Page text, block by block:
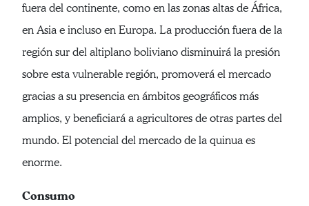
fuera del continente, como en las zonas altas de África,
en Asia e incluso en Europa. La producción fuera de la
región sur del altiplano boliviano disminuirá la presión
sobre esta vulnerable región, promoverá el mercado
gracias a su presencia en ámbitos geográficos más
amplios, y beneficiará a agricultores de otras partes del
mundo. El potencial del mercado de la quinua es
enorme.
Consumo